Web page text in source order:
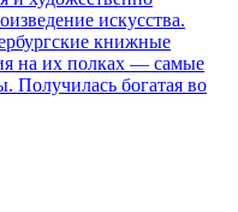
искусства.
книжные
на их полках — самые
Получилась богатая во